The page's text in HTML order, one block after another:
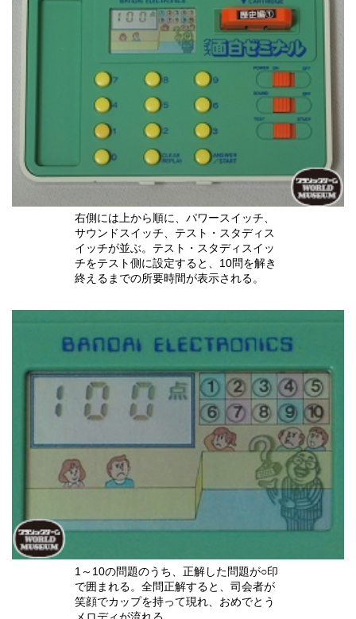
右側には上から順に、パワースイッチ、
サウンドスイッチ、テスト・スタディス
イッチが並ぶ。テスト・スタディスイッ
チをテスト側に設定すると、10問を解き
終えるまでの所要時間が表示される。
1～10の問題のうち、正解した問題が○印
で囲まれる。全問正解すると、司会者が
笑顔でカップを持って現れ、おめでとう
メロディが流れる。